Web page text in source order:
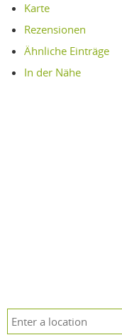
Karte
Rezensionen
Ähnliche Einträge
In der Nähe